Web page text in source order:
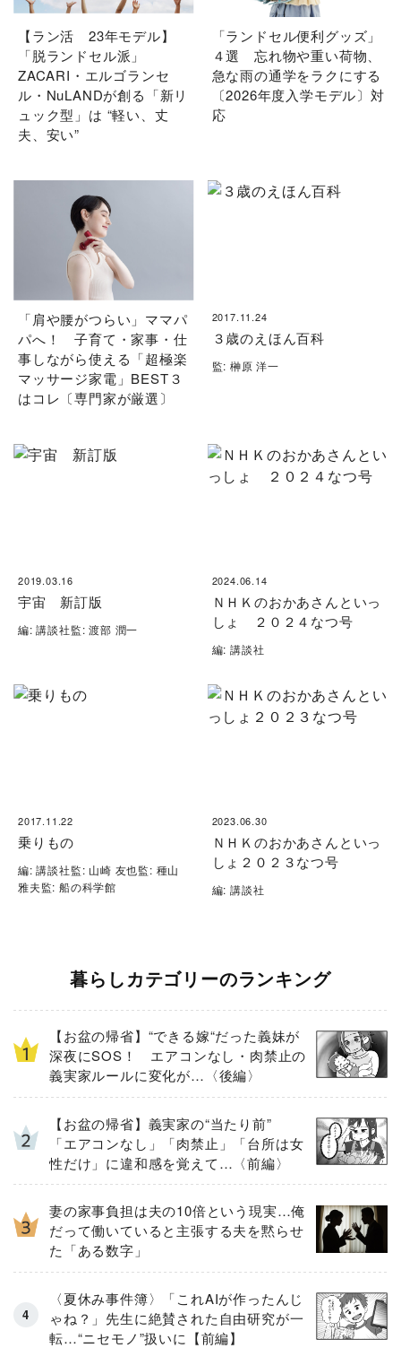
【ラン活 23年モデル】
「脱ランドセル派」
ZACARI・エルゴランセ
ル・NuLANDが創る「新リ
ュック型」は “軽い、丈
夫、安い”
「ランドセル便利グッズ」
４選 忘れ物や重い荷物、
急な雨の通学をラクにする
〔2026年度入学モデル〕対
応
「肩や腰がつらい」ママパ
パへ！ 子育て・家事・仕
事しながら使える「超極楽
マッサージ家電」BEST３
はコレ〔専門家が厳選〕
2017.11.24
３歳のえほん百科
監: 榊原 洋一
2019.03.16
宇宙 新訂版
編: 講談社監: 渡部 潤一
2024.06.14
ＮＨＫのおかあさんといっ
しょ ２０２４なつ号
編: 講談社
2017.11.22
乗りもの
編: 講談社監: 山崎 友也監: 種山
雅夫監: 船の科学館
2023.06.30
ＮＨＫのおかあさんといっ
しょ２０２３なつ号
編: 講談社
暮らしカテゴリーのランキング
【お盆の帰省】“できる嫁“だった義妹が
深夜にSOS！ エアコンなし・肉禁止の
義実家ルールに変化が…〈後編〉
【お盆の帰省】義実家の“当たり前”
「エアコンなし」「肉禁止」「台所は女
性だけ」に違和感を覚えて…〈前編〉
妻の家事負担は夫の10倍という現実…俺
だって働いていると主張する夫を黙らせ
た「ある数字」
〈夏休み事件簿〉「これAIが作ったんじ
ゃね？」先生に絶賛された自由研究が一
転…“ニセモノ”扱いに【前編】